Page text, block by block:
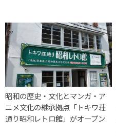
昭和の歴史・文化とマンガ・ア
ニメ文化の継承拠点「トキワ荘
通り昭和レトロ館」がオープン